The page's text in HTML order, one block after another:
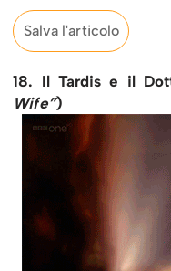
Salva l'articolo
18. Il Tardis e il
Wife”)